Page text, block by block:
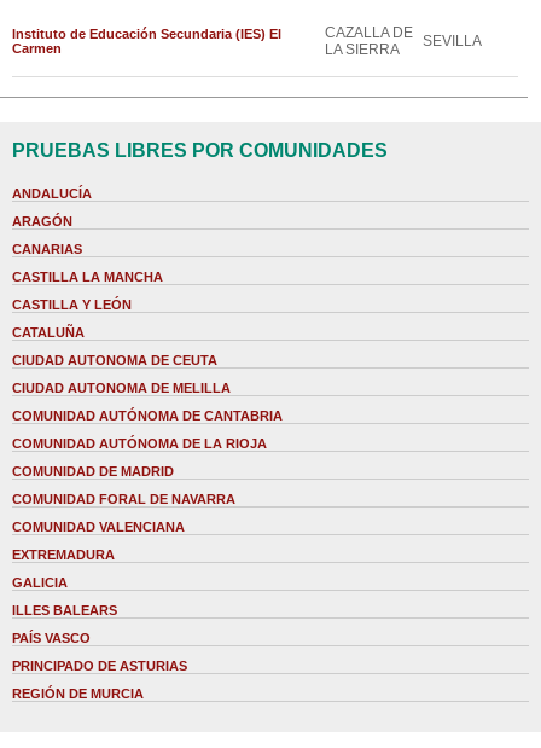
Instituto de Educación Secundaria (IES) El
Carmen
CAZALLA DE
LA SIERRA
SEVILLA
PRUEBAS LIBRES POR COMUNIDADES
ANDALUCÍA
ARAGÓN
CANARIAS
CASTILLA LA MANCHA
CASTILLA Y LEÓN
CATALUÑA
CIUDAD AUTONOMA DE CEUTA
CIUDAD AUTONOMA DE MELILLA
COMUNIDAD AUTÓNOMA DE CANTABRIA
COMUNIDAD AUTÓNOMA DE LA RIOJA
COMUNIDAD DE MADRID
COMUNIDAD FORAL DE NAVARRA
COMUNIDAD VALENCIANA
EXTREMADURA
GALICIA
ILLES BALEARS
PAÍS VASCO
PRINCIPADO DE ASTURIAS
REGIÓN DE MURCIA